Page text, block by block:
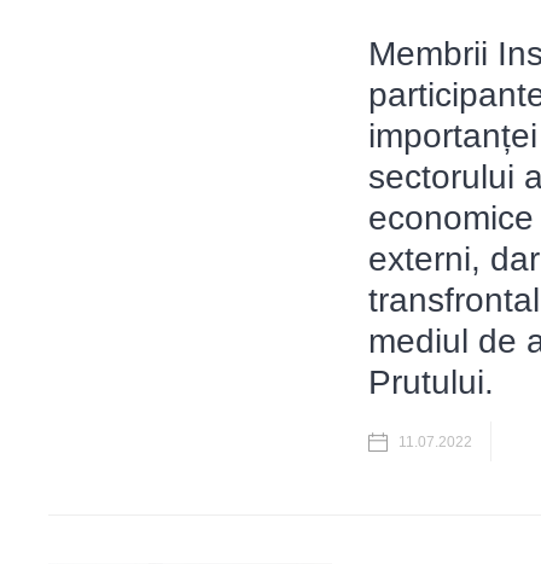
Membrii
sectorului
externi,
mediul de
Prutului.
11.07.2022